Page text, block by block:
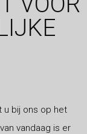
u bij ons op het
vandaag is er